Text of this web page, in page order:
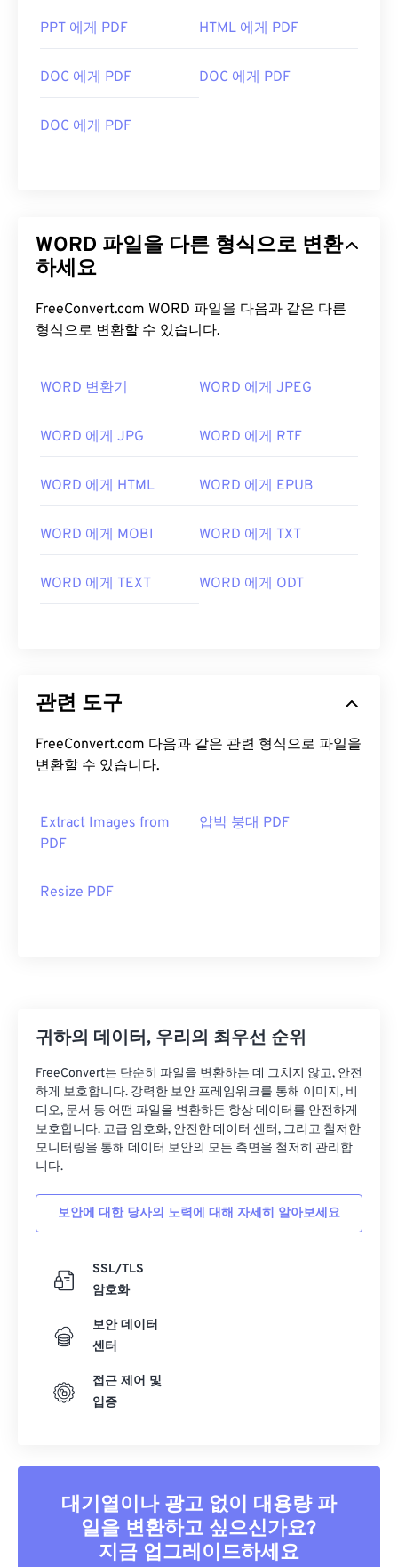
PPT 에게 PDF HTML 에게 PDF
DOC 에게 PDF DOC 에게 PDF
DOC 에게 PDF
WORD 파일을 다른 형식으로 변환
하세요
FreeConvert.com WORD 파일을 다음과 같은 다른
형식으로 변환할 수 있습니다.
WORD 변환기 WORD 에게 JPEG
WORD 에게 JPG WORD 에게 RTF
WORD 에게 HTML WORD 에게 EPUB
WORD 에게 MOBI WORD 에게 TXT
WORD 에게 TEXT WORD 에게 ODT
관련 도구
FreeConvert.com 다음과 같은 관련 형식으로 파일을
변환할 수 있습니다.
Extract Images from
PDF
압박 붕대 PDF
Resize PDF
귀하의 데이터, 우리의 최우선 순위
FreeConvert는 단순히 파일을 변환하는 데 그치지 않고, 안전
하게 보호합니다. 강력한 보안 프레임워크를 통해 이미지, 비
디오, 문서 등 어떤 파일을 변환하든 항상 데이터를 안전하게
보호합니다. 고급 암호화, 안전한 데이터 센터, 그리고 철저한
모니터링을 통해 데이터 보안의 모든 측면을 철저히 관리합
니다.
보안에 대한 당사의 노력에 대해 자세히 알아보세요
SSL/TLS
암호화
보안 데이터
센터
접근 제어 및
입증
대기열이나 광고 없이 대용량 파
일을 변환하고 싶으신가요?
지금 업그레이드하세요